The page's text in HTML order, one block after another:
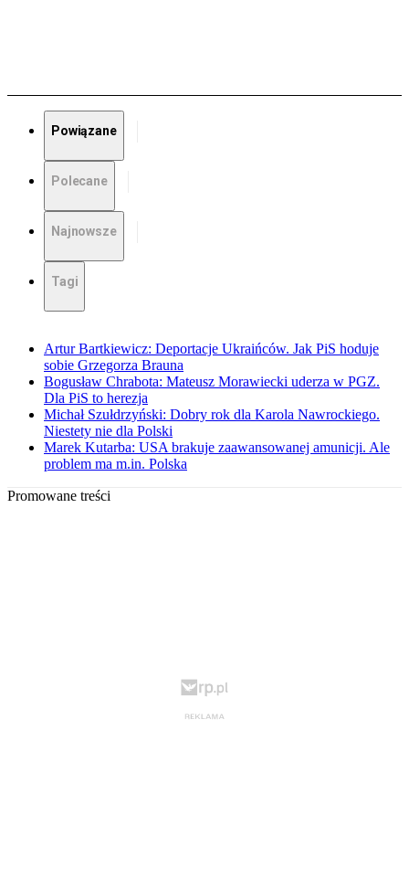
Powiązane
Polecane
Najnowsze
Tagi
Artur Bartkiewicz: Deportacje Ukraińców. Jak PiS hoduje
sobie Grzegorza Brauna
Bogusław Chrabota: Mateusz Morawiecki uderza w PGZ.
Dla PiS to herezja
Michał Szułdrzyński: Dobry rok dla Karola Nawrockiego.
Niestety nie dla Polski
Marek Kutarba: USA brakuje zaawansowanej amunicji. Ale
problem ma m.in. Polska
Promowane treści